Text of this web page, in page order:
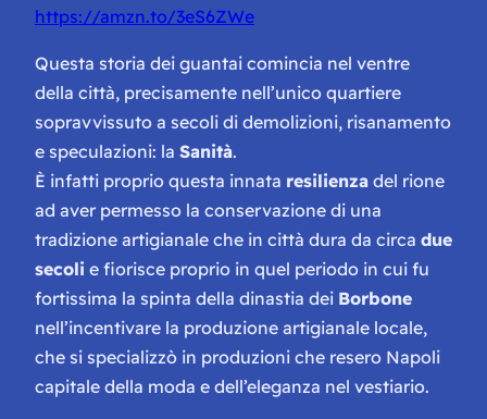
https://amzn.to/3eS6ZWe
Questa storia dei guantai comincia nel ventre
della città, precisamente nell’unico quartiere
sopravvissuto a secoli di demolizioni, risanamento
e speculazioni: la Sanità.
È infatti proprio questa innata resilienza del rione
ad aver permesso la conservazione di una
tradizione artigianale che in città dura da circa due
secoli e fiorisce proprio in quel periodo in cui fu
fortissima la spinta della dinastia dei Borbone
nell’incentivare la produzione artigianale locale,
che si specializzò in produzioni che resero Napoli
capitale della moda e dell’eleganza nel vestiario.